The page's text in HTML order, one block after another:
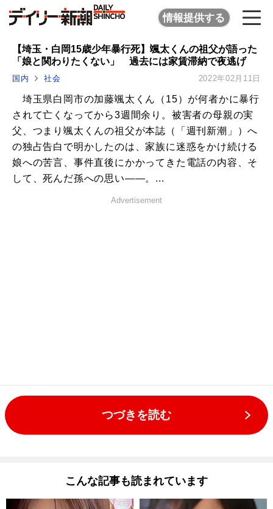
情報提供する
【埼玉・白岡15歳少年暴行死】颯太くんの祖父が語った
「娘と関わりたくない」 過去には家賃滞納で夜逃げ
国内 社会 2022年02月11日
埼玉県白岡市の加藤颯太くん（15）が何者かに暴行
されて亡くなってから3週間余り。被害者の母親の実
父、つまり颯太くんの祖父が本誌（「週刊新潮」）へ
の独占告白で明かしたのは、家族に迷惑をかけ続ける
娘への苦言、事件直後にかかってきた電話の内容、そ
して、死んだ孫への思い――。...
Advertisement
つづきを読む
こんな記事も読まれています